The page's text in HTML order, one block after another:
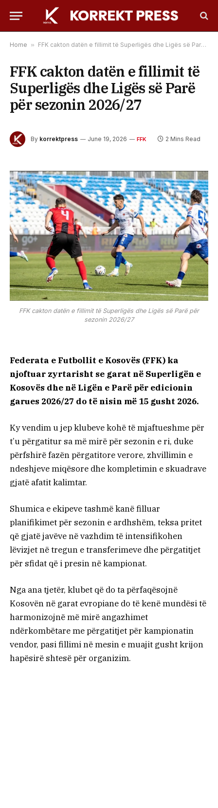
Home » FFK cakton datën e fillimit të Superligës dhe Ligës së Parë për sezonin 2026/27
FFK cakton datën e fillimit të
Superligës dhe Ligës së Parë
për sezonin 2026/27
By korrektpress June 19, 2026 FFK 2 Mins Read
FFK cakton datën e fillimit të Superligës dhe Ligës së Parë për
sezonin 2026/27
Federata e Futbollit e Kosovës (FFK) ka
njoftuar zyrtarisht se garat në Superligën e
Kosovës dhe në Ligën e Parë për edicionin
garues 2026/27 do të nisin më 15 gusht 2026.
Ky vendim u jep klubeve kohë të mjaftueshme për
t’u përgatitur sa më mirë për sezonin e ri, duke
përfshirë fazën përgatitore verore, zhvillimin e
ndeshjeve miqësore dhe kompletimin e skuadrave
gjatë afatit kalimtar.
Shumica e ekipeve tashmë kanë filluar
planifikimet për sezonin e ardhshëm, teksa pritet
që gjatë javëve në vazhdim të intensifikohen
lëvizjet në tregun e transferimeve dhe përgatitjet
për sfidat që i presin në kampionat.
Nga ana tjetër, klubet që do ta përfaqësojnë
Kosovën në garat evropiane do të kenë mundësi të
harmonizojnë më mirë angazhimet
ndërkombëtare me përgatitjet për kampionatin
vendor, pasi fillimi në mesin e muajit gusht krijon
hapësirë shtesë për organizim.